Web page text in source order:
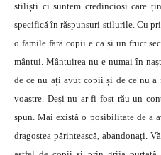
stiliști ci suntem credincioși care
specifică în răspunsuri stilurile. Cu
o famile fără copii e ca și un fruct
mântui. Mântuirea nu e numai în
de ce nu ați avut copii și de ce nu
voastre. Deși nu ar fi fost rău un
spun. Mai există o posibilitate de a
dragostea părintească, abandonați.